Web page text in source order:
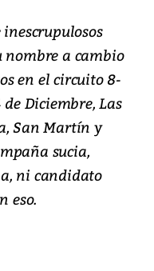
nombre a cambio
en el circuito 8-
Diciembre, Las
San Martín y
sucia,
ni candidato
eso.